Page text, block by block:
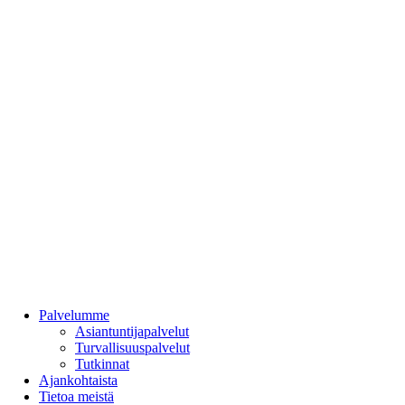
Palvelumme
Asiantuntijapalvelut
Turvallisuuspalvelut
Tutkinnat
Ajankohtaista
Tietoa meistä